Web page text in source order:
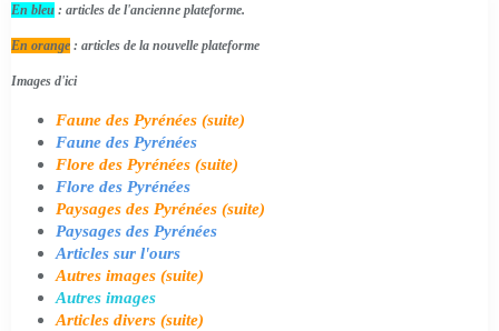
En bleu : articles de l'ancienne plateforme.
En orange : articles de la nouvelle plateforme
Images d'ici
Faune des Pyrénées (suite)
Faune des Pyrénées
Flore des Pyrénées (suite)
Flore des Pyrénées
Paysages des Pyrénées (suite)
Paysages des Pyrénées
Articles sur l'ours
Autres images (suite)
Autres images
Articles divers (suite)